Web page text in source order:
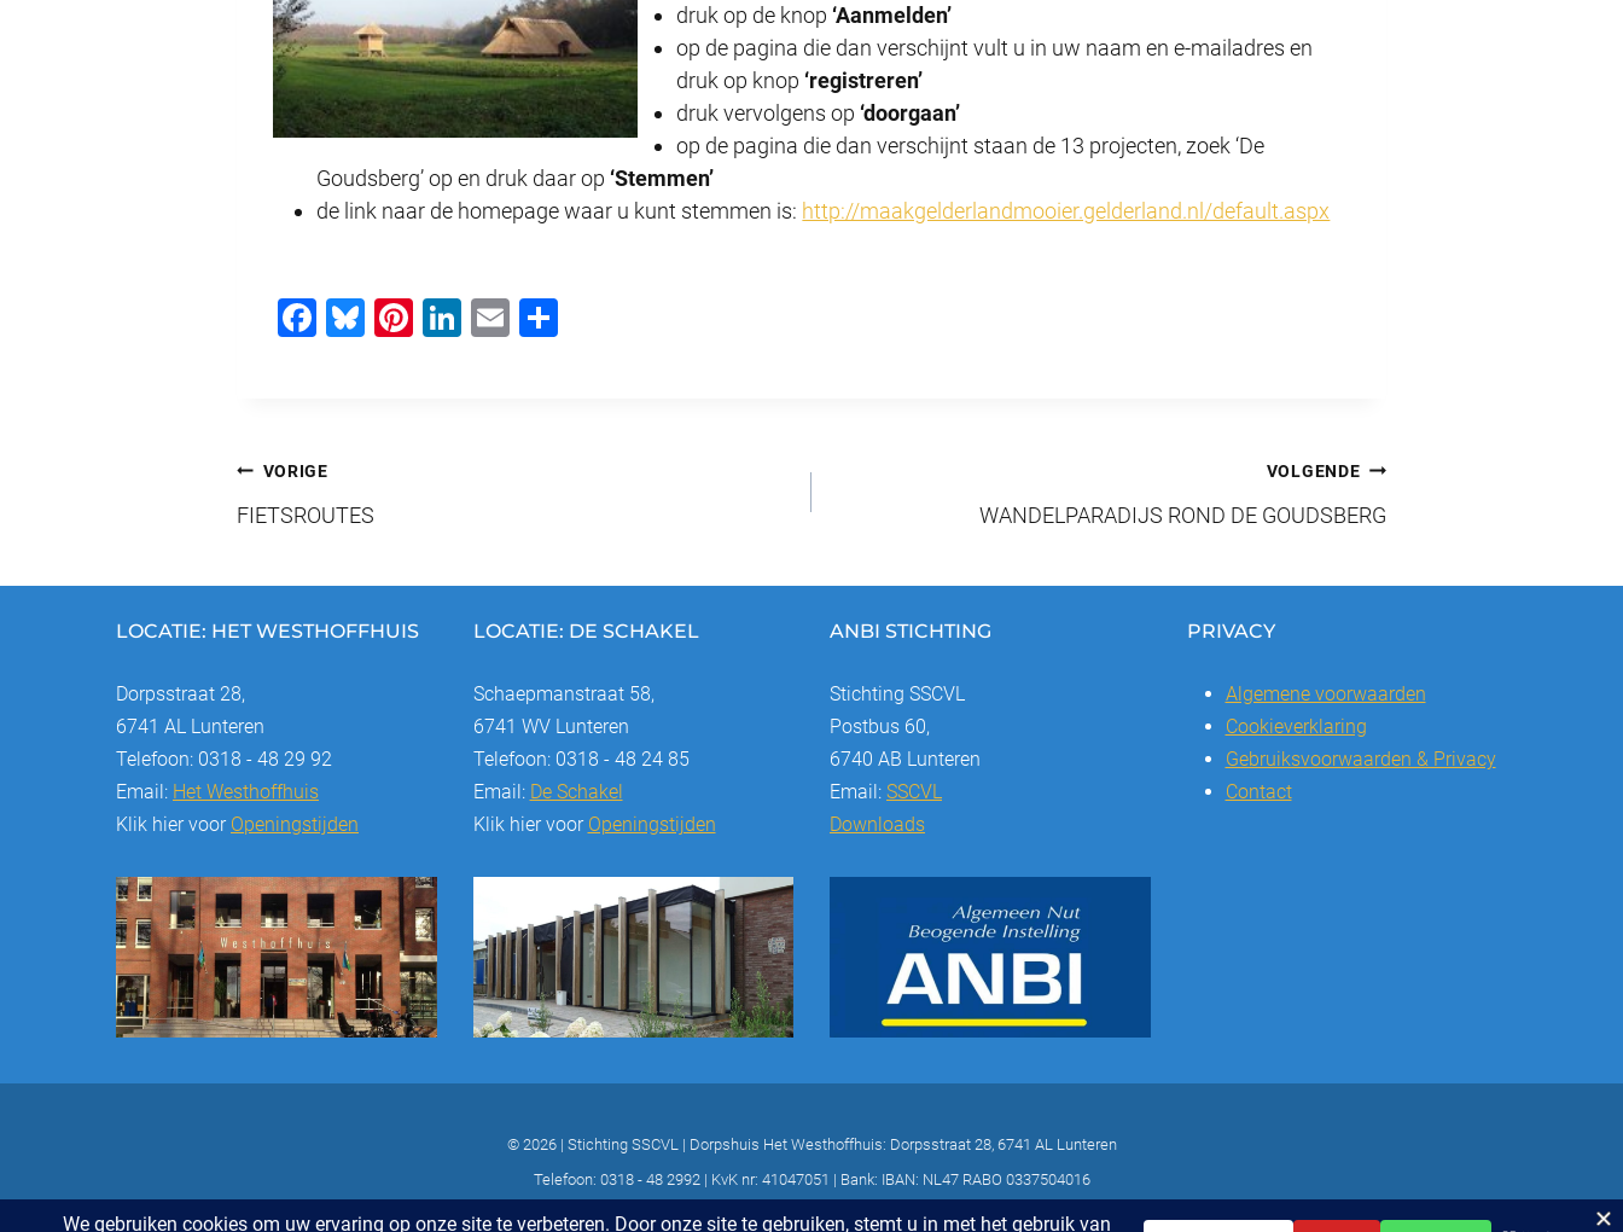
druk op de knop ‘Aanmelden’
op de pagina die dan verschijnt vult u in uw naam en e-mailadres en
druk op knop ‘registreren’
druk vervolgens op ‘doorgaan’
op de pagina die dan verschijnt staan de 13 projecten, zoek ‘De
Goudsberg’ op en druk daar op ‘Stemmen’
de link naar de homepage waar u kunt stemmen is: http://maakgelderlandmooier.gelderland.nl/default.aspx
F
b
o
k
Bl Pi Li
E
Bericht
navigatie
VORIGE
FIETSROUTES
VOLGENDE
WANDELPARADIJS ROND DE GOUDSBERG
LOCATIE: HET WESTHOFFHUIS
Dorpsstraat 28,
6741 AL Lunteren
Telefoon: 0318 - 48 29 92
Email: Het Westhoffhuis
Klik hier voor Openingstijden
LOCATIE: DE SCHAKEL
Schaepmanstraat 58,
6741 WV Lunteren
Telefoon: 0318 - 48 24 85
Email: De Schakel
Klik hier voor Openingstijden
ANBI STICHTING
Stichting SSCVL
Postbus 60,
6740 AB Lunteren
Email: SSCVL
Downloads
PRIVACY
Algemene voorwaarden
Cookieverklaring
Gebruiksvoorwaarden & Privacy
Contact
© 2026 | Stichting SSCVL | Dorpshuis Het Westhoffhuis: Dorpsstraat 28, 6741 AL Lunteren
Telefoon: 0318 - 48 2992 | KvK nr: 41047051 | Bank: IBAN: NL47 RABO 0337504016
ONTWERP & REALISATIE EYE-GRAPHICS, OTTERLO